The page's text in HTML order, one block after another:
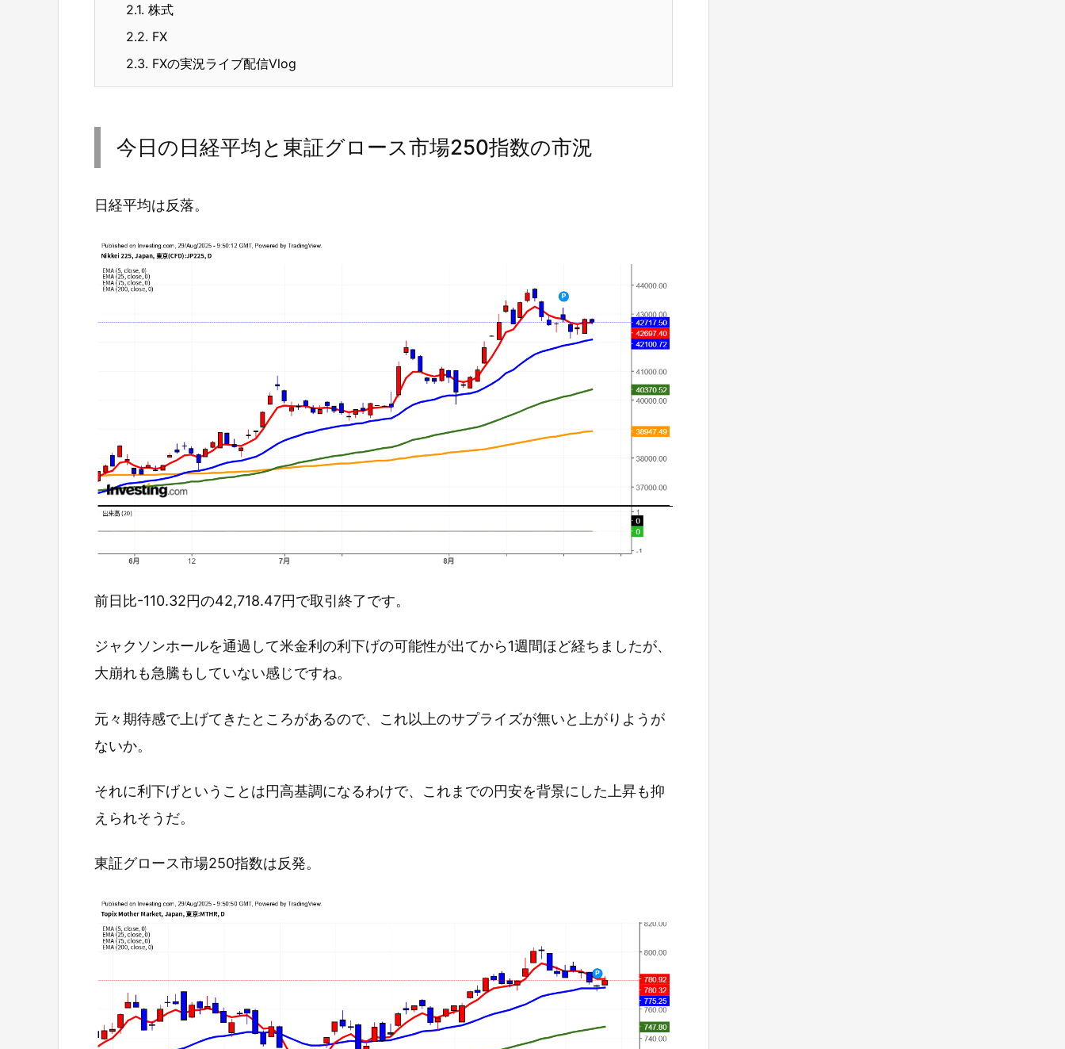
2.1. 株式
2.2. FX
2.3. FXの実況ライブ配信Vlog
今日の日経平均と東証グロース市場250指数の市況
日経平均は反落。
前日比-110.32円の42,718.47円で取引終了です。
ジャクソンホールを通過して米金利の利下げの可能性が出てから1週間ほど経ちましたが、
大崩れも急騰もしていない感じですね。
元々期待感で上げてきたところがあるので、これ以上のサプライズが無いと上がりようが
ないか。
それに利下げということは円高基調になるわけで、これまでの円安を背景にした上昇も抑
えられそうだ。
東証グロース市場250指数は反発。